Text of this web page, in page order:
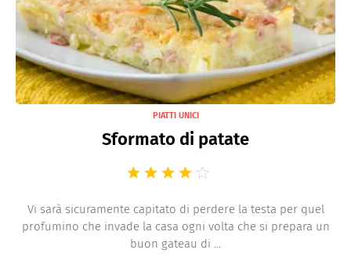
PIATTI UNICI
Sformato di patate
Vi sarà sicuramente capitato di perdere la testa per quel
profumino che invade la casa ogni volta che si prepara un
buon gateau di ...